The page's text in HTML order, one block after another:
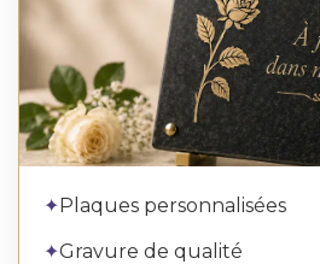
✦Plaques personnalisées
✦Gravure de qualité